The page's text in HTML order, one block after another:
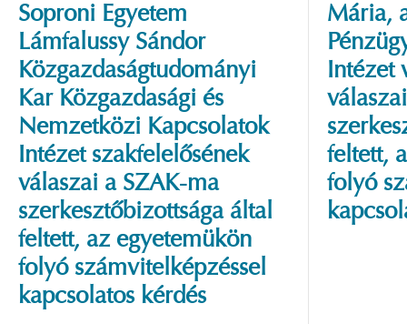
Soproni Egyetem
Lámfalussy Sándor
Közgazdaságtudományi
Kar Közgazdasági és
Nemzetközi Kapcsolatok
Intézet szakfelelősének
válaszai a SZAK-ma
szerkesztőbizottsága által
feltett, az egyetemükön
folyó számvitelképzéssel
kapcsolatos kérdés
Mária,
Intézet
feltett,
folyó